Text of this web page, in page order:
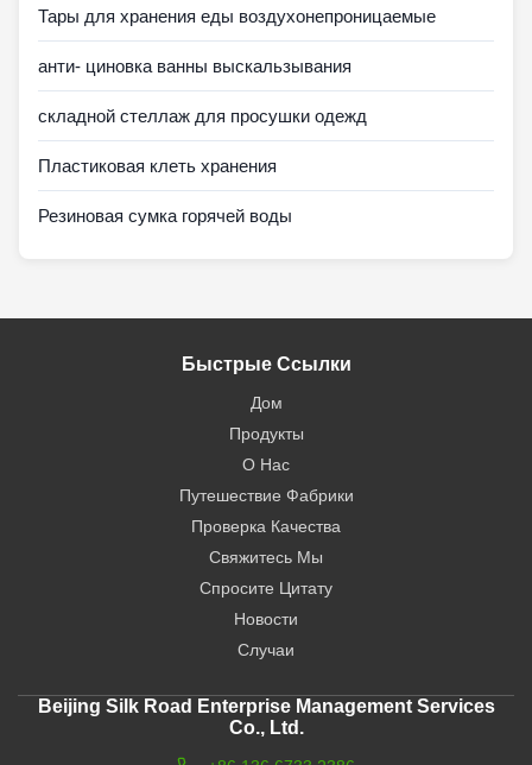
Тары для хранения еды воздухонепроницаемые
анти- циновка ванны выскальзывания
складной стеллаж для просушки одежд
Пластиковая клеть хранения
Резиновая сумка горячей воды
Быстрые Ссылки
Дом
Продукты
О Нас
Путешествие Фабрики
Проверка Качества
Свяжитесь Мы
Спросите Цитату
Новости
Случаи
Beijing Silk Road Enterprise Management Services
Co., Ltd.